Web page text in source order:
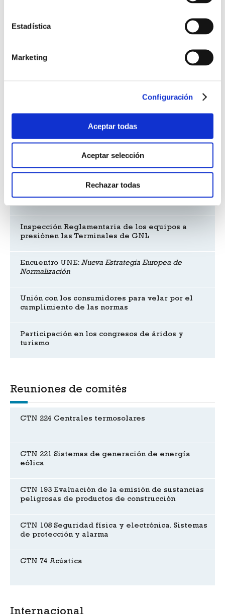
Estadística
Marketing
Configuración
Aceptar todas
Aceptar selección
Rechazar todas
Noticias UNE
Vigilancia de Mercado
la Profesión 2022 de itSMF España
Sinergias en comunicación
Inspección Reglamentaria de los equipos a
presiónen las Terminales de GNL
Encuentro UNE: Nueva Estrategia Europea de
Normalización
Unión con los consumidores para velar por el
cumplimiento de las normas
Participación en los congresos de áridos y
turismo
Reuniones de comités
CTN 224 Centrales termosolares
CTN 221 Sistemas de generación de energía
eólica
CTN 193 Evaluación de la emisión de sustancias
peligrosas de productos de construcción
CTN 108 Seguridad física y electrónica. Sistemas
de protección y alarma
CTN 74 Acústica